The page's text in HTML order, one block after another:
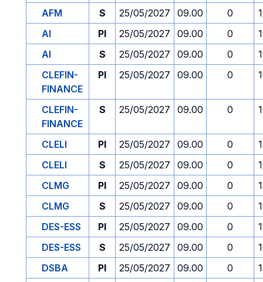
AFM
S 25/05/2027 09.00 0
AI
PI 25/05/2027 09.00 0
AI
S 25/05/2027 09.00 0
CLEFIN-
FINANCE
PI 25/05/2027 09.00 0
CLEFIN-
FINANCE
S 25/05/2027 09.00 0
CLELI PI 25/05/2027 09.00 0
CLELI
S 25/05/2027 09.00 0
CLMG
PI 25/05/2027 09.00 0
CLMG
S 25/05/2027 09.00 0
DES-ESS
PI 25/05/2027 09.00 0
DES-ESS
S 25/05/2027 09.00 0
DSBA
PI 25/05/2027 09.00 0